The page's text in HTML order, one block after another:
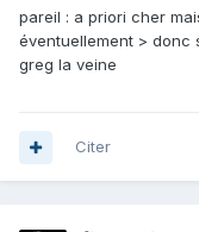
pareil : a priori cher
éventuellement > donc
greg la veine
Citer